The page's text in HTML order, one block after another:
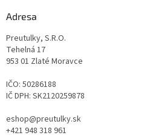
Adresa
Preutulky, S.R.O.
Tehelná 17
953 01 Zlaté Moravce
IČO: 50286188
IČ DPH: SK2120259878
eshop@preutulky.sk
+421 948 318 961